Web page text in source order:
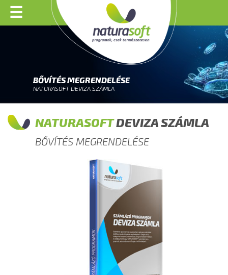
☰
BŐVÍTÉS MEGRENDELÉSE
NATURASOFT DEVIZA SZÁMLA
NATURASOFTDEVIZA SZÁMLA
BŐVÍTÉS MEGRENDELÉSE